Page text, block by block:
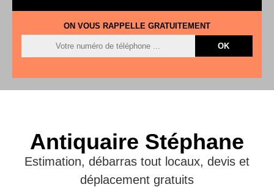
ON VOUS RAPPELLE GRATUITEMENT
Antiquaire Stéphane
Estimation, débarras tout locaux, devis et
déplacement gratuits